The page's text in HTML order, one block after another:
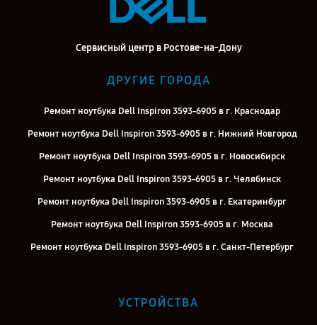
Сервисный центр в Ростове-на-Дону
ДРУГИЕ ГОРОДА
Ремонт ноутбука Dell Inspiron 3593-6905 в г. Краснодар
Ремонт ноутбука Dell Inspiron 3593-6905 в г. Нижний Новгород
Ремонт ноутбука Dell Inspiron 3593-6905 в г. Новосибирск
Ремонт ноутбука Dell Inspiron 3593-6905 в г. Челябинск
Ремонт ноутбука Dell Inspiron 3593-6905 в г. Екатеринбург
Ремонт ноутбука Dell Inspiron 3593-6905 в г. Москва
Ремонт ноутбука Dell Inspiron 3593-6905 в г. Санкт-Петербург
УСТРОЙСТВА